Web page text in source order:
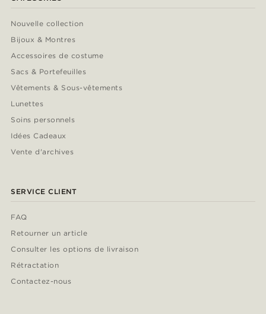
Nouvelle collection
Bijoux & Montres
Accessoires de costume
Sacs & Portefeuilles
Vêtements & Sous-vêtements
Lunettes
Soins personnels
Idées Cadeaux
Vente d'archives
SERVICE CLIENT
FAQ
Retourner un article
Consulter les options de livraison
Rétractation
Contactez-nous